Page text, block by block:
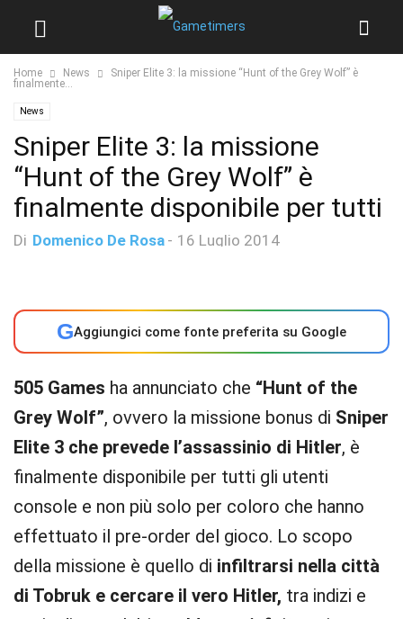
Home News
Sniper Elite 3: la missione “Hunt of the Grey Wolf” è
finalmente...
News
Sniper Elite 3: la missione
“Hunt of the Grey Wolf” è
finalmente disponibile per tutti
Di Domenico De Rosa - 16 Luglio 2014
GAggiungici come fonte preferita su Google
505 Games ha annunciato che “Hunt of the
Grey Wolf”, ovvero la missione bonus di Sniper
Elite 3 che prevede l’assassinio di Hitler, è
finalmente disponibile per tutti gli utenti
console e non più solo per coloro che hanno
effettuato il pre-order del gioco. Lo scopo
della missione è quello di infiltrarsi nella città
di Tobruk e cercare il vero Hitler, tra indizi e